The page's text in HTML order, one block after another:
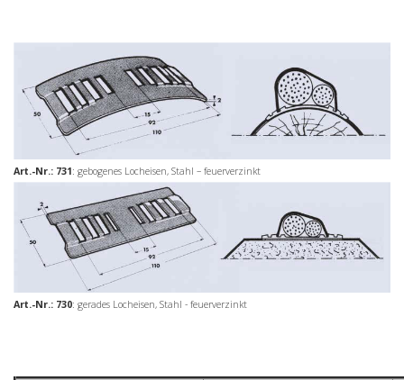
Art.-Nr.: 731: gebogenes Locheisen, Stahl – feuerverzinkt
Art.-Nr.: 730: gerades Locheisen, Stahl - feuerverzinkt